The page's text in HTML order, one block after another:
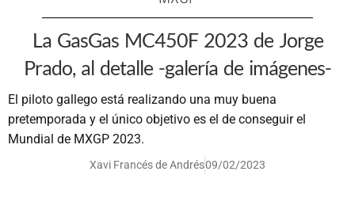
La GasGas MC450F 2023 de Jorge
Prado, al detalle -galería de imágenes-
El piloto gallego está realizando una muy buena
pretemporada y el único objetivo es el de conseguir el
Mundial de MXGP 2023.
Xavi Francés de Andrés09/02/2023